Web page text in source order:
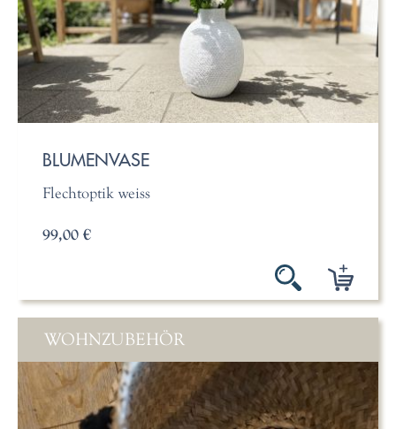
BLUMENVASE
Flechtoptik weiss
99,00 €
WOHNZUBEHÖR